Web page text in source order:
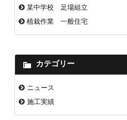
某中学校 足場組立
植栽作業 一般住宅
カテゴリー
ニュース
施工実績